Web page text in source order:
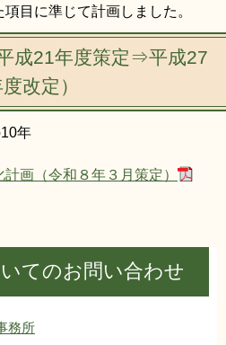
目に準じて計画しました。
成21年度策定⇒平成27
改定）
年
画（令和８年３月策定）
てのお問い合わせ
務所